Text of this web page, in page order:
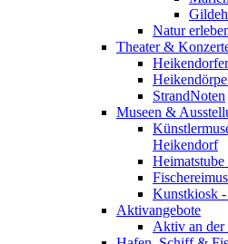
Natur
Theater &
StrandNoten
Museen &
Heikendorf
Kunstkiosk
Aktivangebote
Aktiv an der